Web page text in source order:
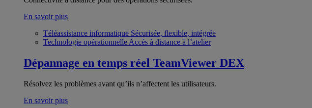
En savoir plus
Téléassistance informatique Sécurisée, flexible, intégrée
Technologie opérationnelle Accès à distance à l’atelier
Dépannage en temps réel TeamViewer DEX
Résolvez les problèmes avant qu’ils n’affectent les utilisateurs.
En savoir plus